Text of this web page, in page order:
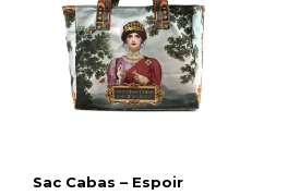
Sac Cabas – Espoir